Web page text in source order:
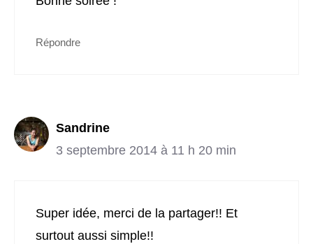
Répondre
Sandrine
3 septembre 2014 à 11 h 20 min
Super idée, merci de la partager!! Et
surtout aussi simple!!